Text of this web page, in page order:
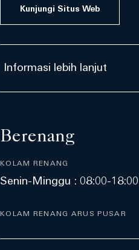
Kunjungi Situs Web
Informasi lebih lanjut
Berenang
KOLAM RENANG
Senin-Minggu : 08:00-18:00
KOLAM RENANG ARUS PUSAR